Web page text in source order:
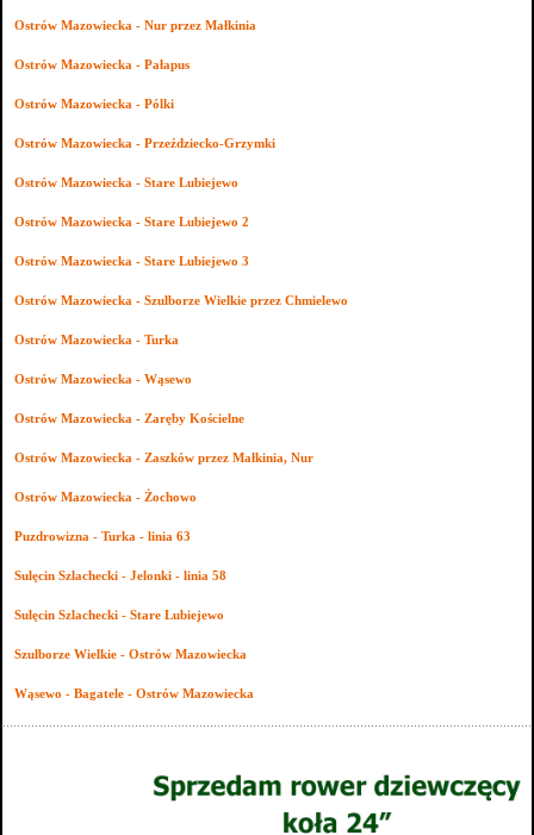
Ostrów Mazowiecka - Nur przez Małkinia
Ostrów Mazowiecka - Pałapus
Ostrów Mazowiecka - Pólki
Ostrów Mazowiecka - Przeździecko-Grzymki
Ostrów Mazowiecka - Stare Lubiejewo
Ostrów Mazowiecka - Stare Lubiejewo 2
Ostrów Mazowiecka - Stare Lubiejewo 3
Ostrów Mazowiecka - Szulborze Wielkie przez Chmielewo
Ostrów Mazowiecka - Turka
Ostrów Mazowiecka - Wąsewo
Ostrów Mazowiecka - Zaręby Kościelne
Ostrów Mazowiecka - Zaszków przez Małkinia, Nur
Ostrów Mazowiecka - Żochowo
Puzdrowizna - Turka - linia 63
Sulęcin Szlachecki - Jelonki - linia 58
Sulęcin Szlachecki - Stare Lubiejewo
Szulborze Wielkie - Ostrów Mazowiecka
Wąsewo - Bagatele - Ostrów Mazowiecka